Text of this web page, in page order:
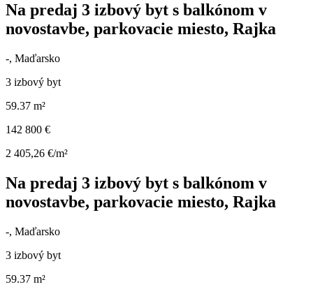
Na predaj 3 izbový byt s balkónom v
novostavbe, parkovacie miesto, Rajka
-, Maďarsko
3 izbový byt
59.37 m²
142 800 €
2 405,26 €/m²
Na predaj 3 izbový byt s balkónom v
novostavbe, parkovacie miesto, Rajka
-, Maďarsko
3 izbový byt
59.37 m²